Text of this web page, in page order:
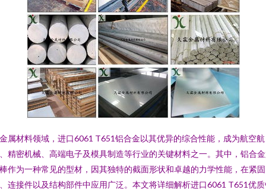
属材料领域，进口6061 T651铝合金以其优异的综合性能，成为航空航
精密机械、高端电子及模具制造等行业的关键材料之一。其中，铝合
作为一种常见的型材，因其独特的截面形状和卓越的力学性能，在紧固
连接件以及结构部件中应用广泛。本文将详细解析进口6061 T651优